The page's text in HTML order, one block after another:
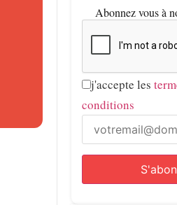
pays
Abonnez vous à
j'accepte les
conditions